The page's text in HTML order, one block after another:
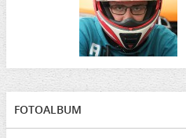
FOTOALBUM